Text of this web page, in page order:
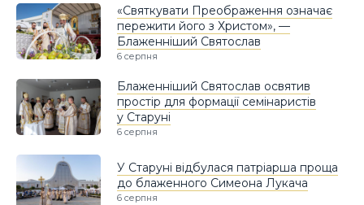
«Святкувати Преображення означає
пережити його з Христом», —
Блаженніший Святослав
6 серпня
Блаженніший Святослав освятив
простір для формації семінаристів
у Старуні
6 серпня
У Старуні відбулася патріарша проща
до блаженного Симеона Лукача
6 серпня